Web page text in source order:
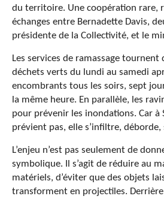
du territoire. Une coopération rare,
échanges entre Bernadette Davis,
présidente de la Collectivité, et le
Les services de ramassage tournent
déchets verts du lundi au samedi
encombrants tous les soirs, sept
la même heure. En parallèle, les
pour prévenir les inondations. Car à
prévient pas, elle s’infiltre, déborde,
L’enjeu n’est pas seulement de
symbolique. Il s’agit de réduire au
matériels, d’éviter que des objets
transforment en projectiles.